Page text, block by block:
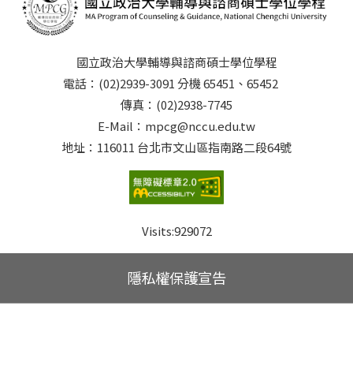
國立政治大學輔導與諮商碩士學位學程
電話：(02)2939-3091 分機 65451、65452
傳真：(02)2938-7745
E-Mail：mpcg@nccu.edu.tw
地址：116011 台北市文山區指南路二段64號
Visits:929072
隱私權保護宣告